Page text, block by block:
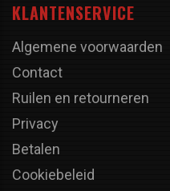
KLANTENSERVICE
Algemene voorwaarden
Contact
Ruilen en retourneren
Privacy
Betalen
Cookiebeleid